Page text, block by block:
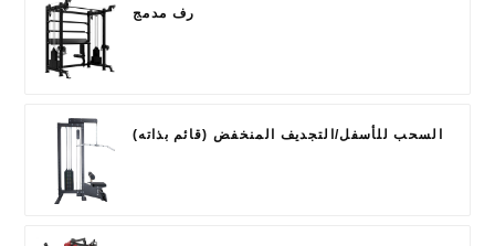
رف مدمج
السحب للأسفل/التجديف المنخفض (قائم بذاته)